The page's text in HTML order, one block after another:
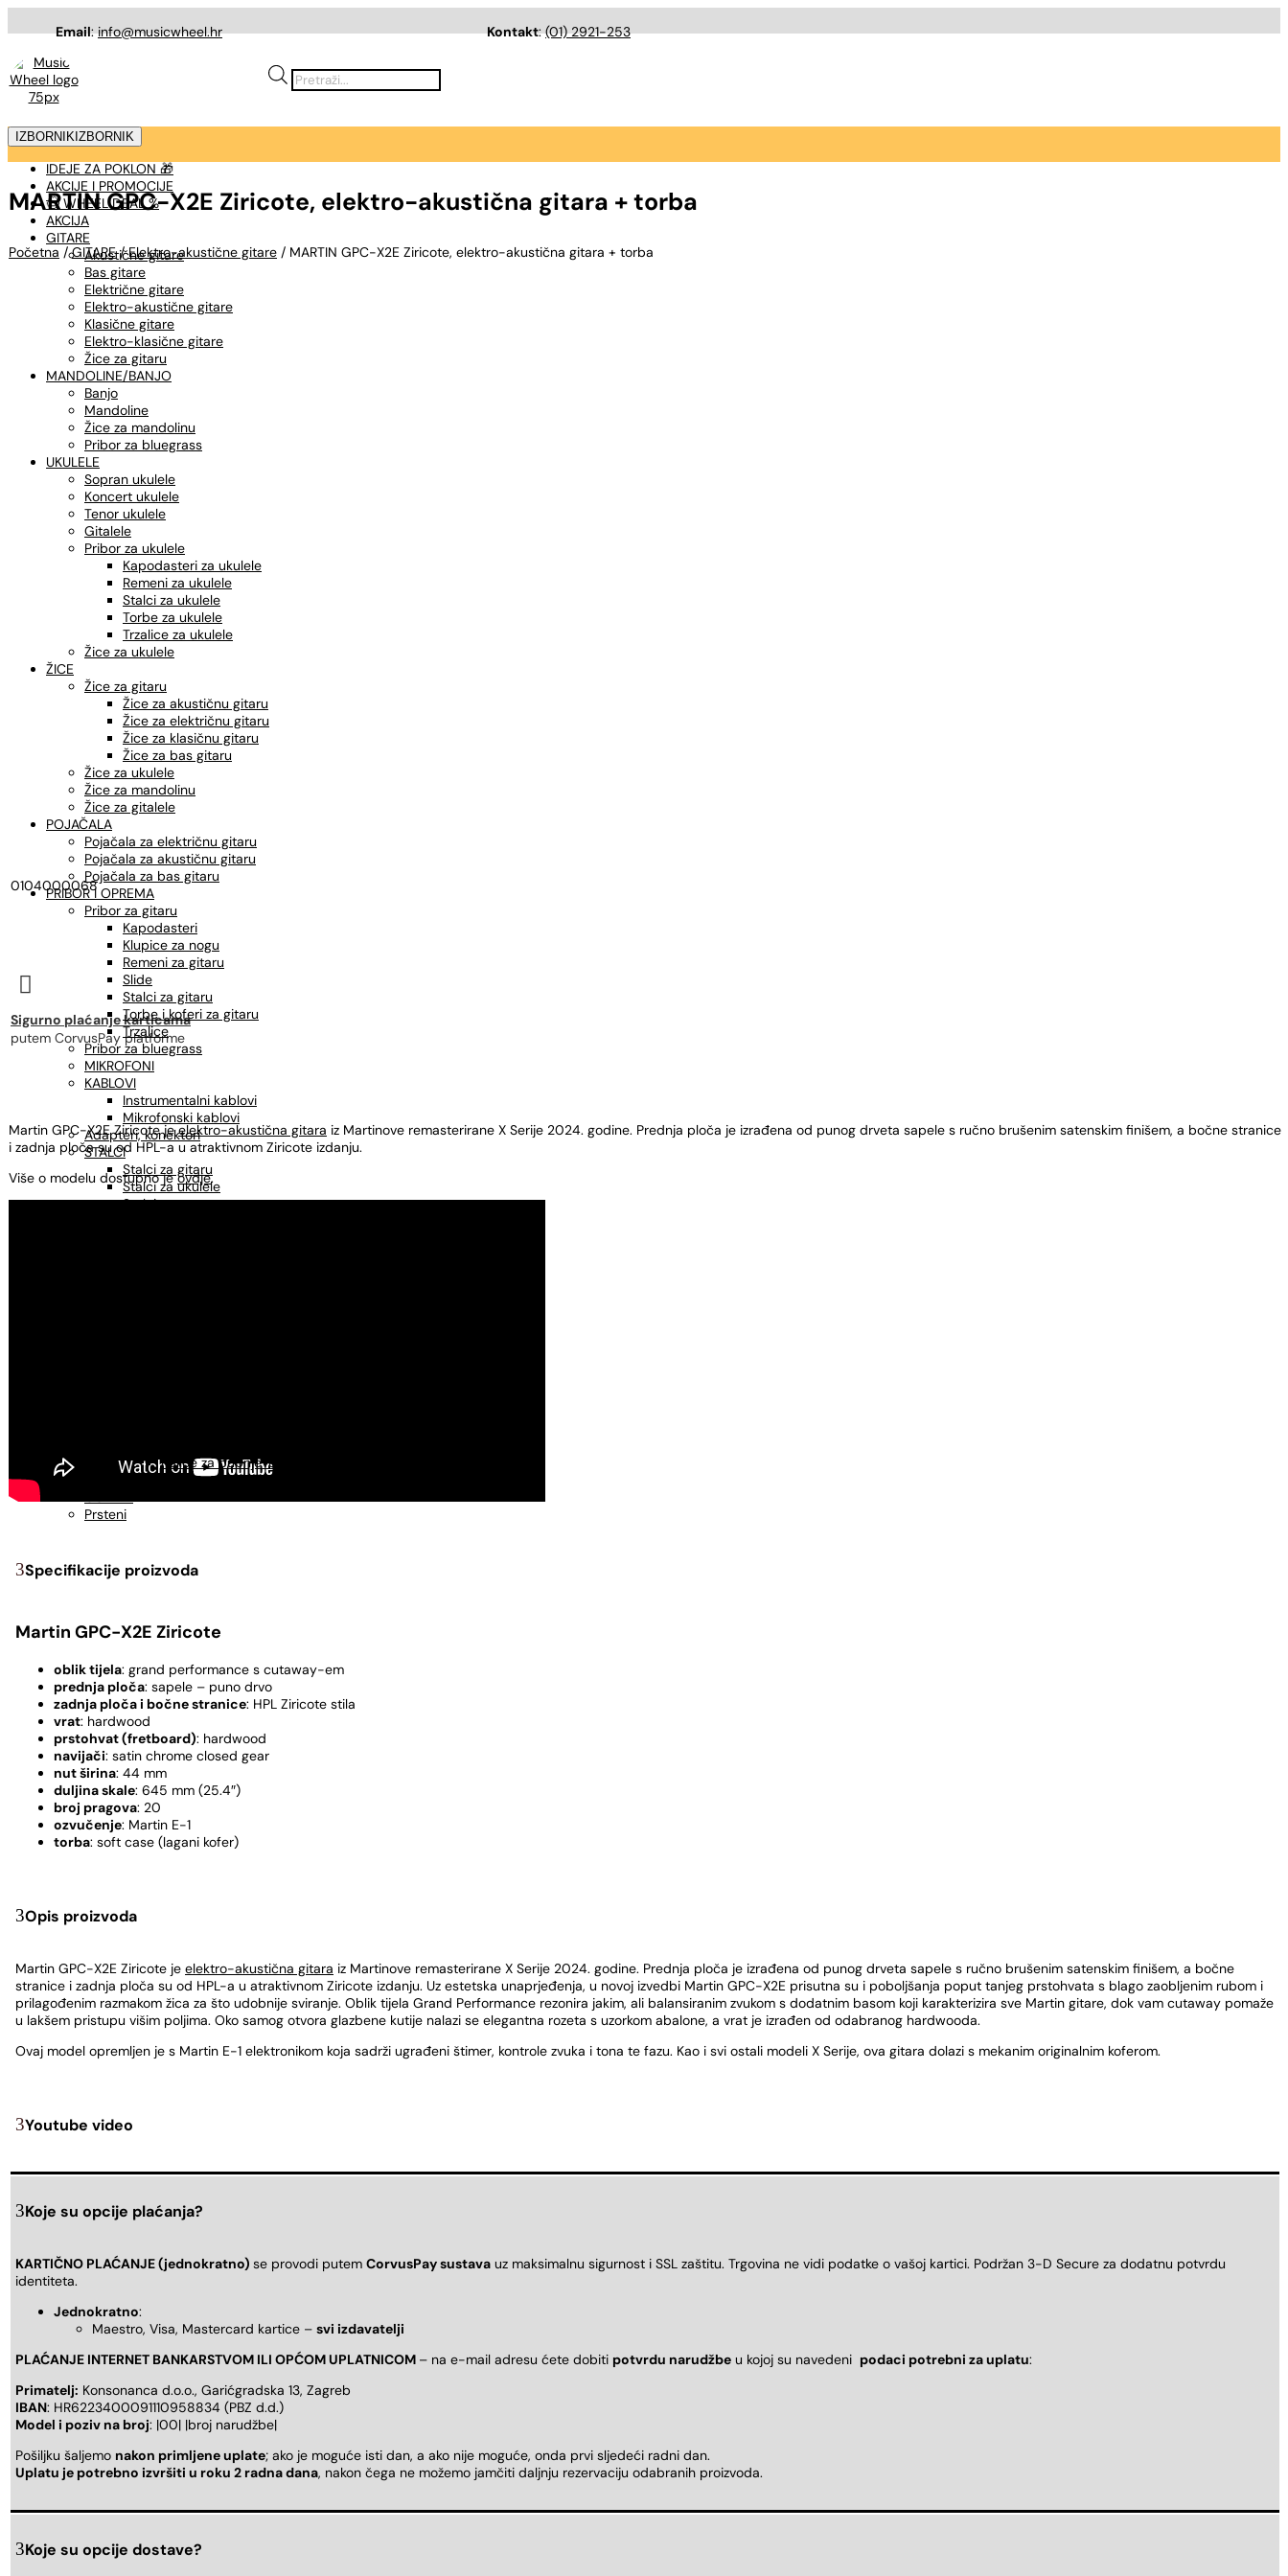
Email: info@musicwheel.hr Kontakt:(01) 2921-253
Products
search
IZBORNIK IZBORNIK
IDEJE ZA POKLON 🎁
AKCIJE I PROMOCIJE
🤠 WHEEL DEAL %
AKCIJA
GITARE
Akustične gitare
Bas gitare
Električne gitare
Elektro-akustične gitare
Klasične gitare
Elektro-klasične gitare
Žice za gitaru
MANDOLINE/BANJO
Banjo
Mandoline
Žice za mandolinu
Pribor za bluegrass
UKULELE
Sopran ukulele
Koncert ukulele
Tenor ukulele
Gitalele
Pribor za ukulele
Kapodasteri za ukulele
Remeni za ukulele
Stalci za ukulele
Torbe za ukulele
Trzalice za ukulele
Žice za ukulele
ŽICE
Žice za gitaru
Žice za akustičnu gitaru
Žice za električnu gitaru
Žice za klasičnu gitaru
Žice za bas gitaru
Žice za ukulele
Žice za mandolinu
Žice za gitalele
POJAČALA
Pojačala za električnu gitaru
Pojačala za akustičnu gitaru
Pojačala za bas gitaru
PRIBOR I OPREMA
Pribor za gitaru
Kapodasteri
Klupice za nogu
Remeni za gitaru
Slide
Stalci za gitaru
Torbe i koferi za gitaru
Trzalice
Pribor za bluegrass
MIKROFONI
KABLOVI
Instrumentalni kablovi
Mikrofonski kablovi
Adapteri, konektori
STALCI
Stalci za gitaru
Stalci za ukulele
Stalci za note
Palice za bubnjeve
Podloge za vježbanje
Prsteni
MARTIN GPC-X2E Ziricote, elektro-akustična gitara + torba
Početna /GITARE/Elektro-akustične gitare / MARTIN GPC-X2E Ziricote, elektro-akustična gitara + torba
0104000068

Sigurno plaćanje karticama
putem CorvusPay platforme
Martin GPC-X2E Ziricote jeelektro-akustična gitara iz Martinove remasterirane X Serije 2024. godine. Prednja ploča je izrađena od punog drveta sapele s ručno brušenim satenskim finišem, a bočne stranice
i zadnja ploča su od HPL-a u atraktivnom Ziricote izdanju.
Više o modelu dostupno jeovdje.
Specifikacije proizvoda
Martin GPC-X2E Ziricote
oblik tijela: grand performance s cutaway-em
prednja ploča: sapele – puno drvo
zadnja ploča i bočne stranice: HPL Ziricote stila
vrat: hardwood
prstohvat (fretboard): hardwood
navijači: satin chrome closed gear
nut širina: 44 mm
duljina skale: 645 mm (25.4″)
broj pragova: 20
ozvučenje: Martin E-1
torba: soft case (lagani kofer)
Opis proizvoda
Martin GPC-X2E Ziricote je elektro-akustična gitara iz Martinove remasterirane X Serije 2024. godine. Prednja ploča je izrađena od punog drveta sapele s ručno brušenim satenskim finišem, a bočne
stranice i zadnja ploča su od HPL-a u atraktivnom Ziricote izdanju. Uz estetska unaprjeđenja, u novoj izvedbi Martin GPC-X2E prisutna su i poboljšanja poput tanjeg prstohvata s blago zaobljenim rubom i
prilagođenim razmakom žica za što udobnije sviranje. Oblik tijela Grand Performance rezonira jakim, ali balansiranim zvukom s dodatnim basom koji karakterizira sve Martin gitare, dok vam cutaway pomaže
u lakšem pristupu višim poljima. Oko samog otvora glazbene kutije nalazi se elegantna rozeta s uzorkom abalone, a vrat je izrađen od odabranog hardwooda.
Ovaj model opremljen je s Martin E-1 elektronikom koja sadrži ugrađeni štimer, kontrole zvuka i tona te fazu. Kao i svi ostali modeli X Serije, ova gitara dolazi s mekanim originalnim koferom.
Youtube video
Koje su opcije plaćanja?
KARTIČNO PLAĆANJE (jednokratno) se provodi putem CorvusPay sustava uz maksimalnu sigurnost i SSL zaštitu. Trgovina ne vidi podatke o vašoj kartici. Podržan 3-D Secure za dodatnu potvrdu
identiteta.
Jednokratno:
Maestro, Visa, Mastercard kartice – svi izdavatelji
PLAĆANJE INTERNET BANKARSTVOM ILI OPĆOM UPLATNICOM – na e-mail adresu ćete dobiti potvrdu narudžbe u kojoj su navedeni podaci potrebni za uplatu:
Primatelj: Konsonanca d.o.o., Garićgradska 13, Zagreb
IBAN: HR6223400091110958834 (PBZ d.d.)
Model i poziv na broj: |00| |broj narudžbe|
Pošiljku šaljemo nakon primljene uplate; ako je moguće isti dan, a ako nije moguće, onda prvi sljedeći radni dan.
Uplatu je potrebno izvršiti u roku 2 radna dana, nakon čega ne možemo jamčiti daljnju rezervaciju odabranih proizvoda.
Koje su opcije dostave?